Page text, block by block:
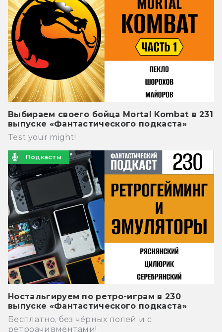
Выбираем своего бойца Mortal Kombat в 231
выпуске «Фантастического подкаста»
Test your might!
Подкасты
Ностальгируем по ретро-играм в 230
выпуске «Фантастического подкаста»
Бесплатно, без чёрных полей и с
ретроачивментами!